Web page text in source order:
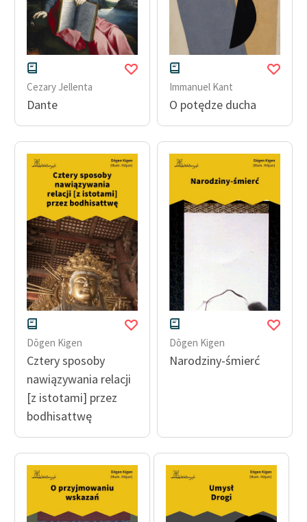
Cezary Jellenta
Dante
Immanuel Kant
O potędze ducha
Dōgen Kigen
Cztery sposoby
nawiązywania relacji
[z istotami] przez
bodhisattwę
Dōgen Kigen
Narodziny-śmierć